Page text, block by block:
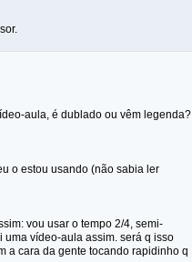
aula, é dublado ou vêm legenda?
o estou usando (não sabia ler
vou usar o tempo 2/4, semi-
uma vídeo-aula assim. será q isso
a cara da gente tocando rapidinho q